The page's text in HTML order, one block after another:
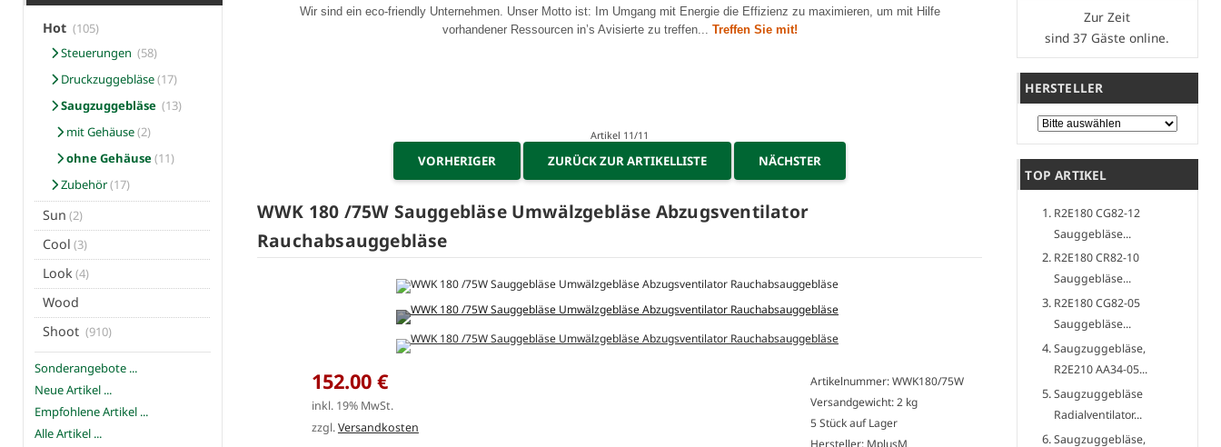
Hot (105)
Steuerungen (58)
Druckzuggebläse(17)
Saugzuggebläse (13)
mit Gehäuse(2)
ohne Gehäuse(11)
Zubehör(17)
Sun (2)
Cool (3)
Look(4)
Wood
Shoot (910)
Sonderangebote ...
Neue Artikel ...
Empfohlene Artikel ...
Alle Artikel ...
Wir sind ein eco-friendly Unternehmen. Unser Motto ist: Im Umgang mit Energie die Effizienz zu maximieren, um mit Hilfe
vorhandener Ressourcen in’s Avisierte zu treffen... Treffen Sie mit!
Artikel 11/11
VORHERIGER ZURÜCK ZUR ARTIKELLISTE NÄCHSTER
WWK 180 /75W Sauggebläse Umwälzgebläse Abzugsventilator
Rauchabsauggebläse
Artikelnummer: WWK180/75W
Versandgewicht: 2 kg
5 Stück auf Lager
Hersteller: MplusM
152.00 €
inkl. 19% MwSt.
zzgl.Versandkosten
Zur Zeit
sind 37 Gäste online.
HERSTELLER
Bitte wählen Sie ...
TOP ARTIKEL
R2E180 CG82-12
Sauggebläse...
R2E180 CR82-10
Sauggebläse...
R2E180 CG82-05
Sauggebläse...
Saugzuggebläse,
R2E210 AA34-05...
Saugzuggebläse
Radialventilator...
Saugzuggebläse,